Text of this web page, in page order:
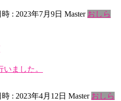
: 2023年7月9日 Master おしら
ました。
: 2023年4月12日 Master おしら